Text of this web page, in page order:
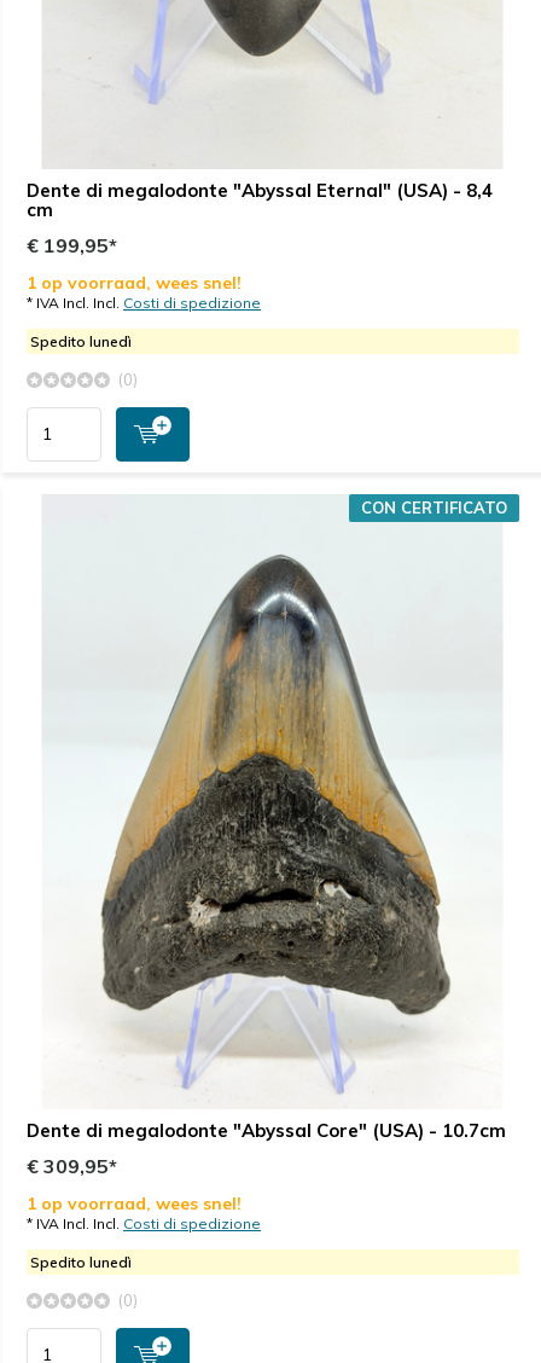
Dente di megalodonte "Abyssal Eternal" (USA) - 8,4
cm
€ 199,95*
1 op voorraad, wees snel!
* IVA Incl. Incl. Costi di spedizione
Spedito lunedì
(0)
Dente di megalodonte "Abyssal Core" (USA) - 10.7cm
CON CERTIFICATO
€ 309,95*
1 op voorraad, wees snel!
* IVA Incl. Incl. Costi di spedizione
Spedito lunedì
(0)